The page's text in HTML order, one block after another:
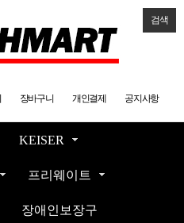
검색
장바구니 개인결제 공지사항
KEISER
프리웨이트
장애인보장구